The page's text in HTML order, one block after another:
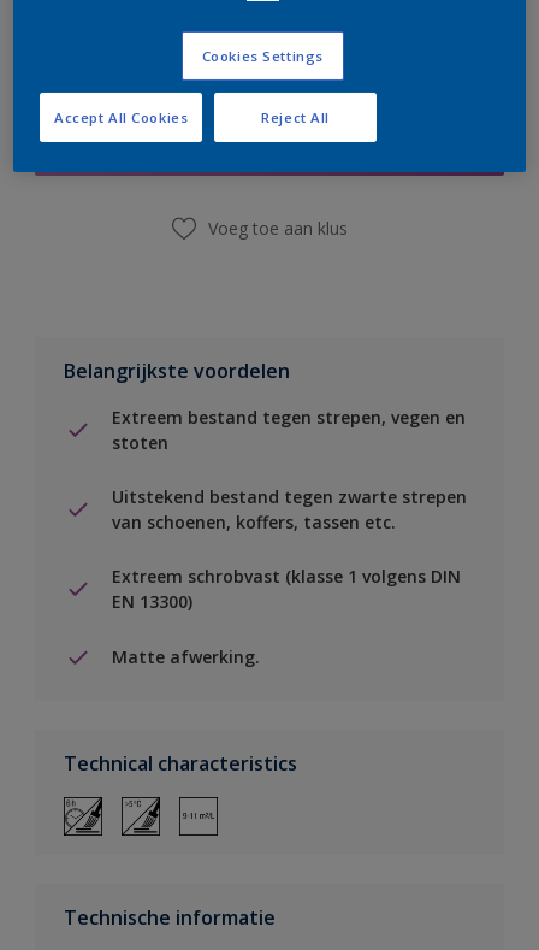
Boodschappenlijst
Vind een winkel
Voeg toe aan klus
Belangrijkste voordelen
Extreem bestand tegen strepen, vegen en
stoten
Uitstekend bestand tegen zwarte strepen
van schoenen, koffers, tassen etc.
Extreem schrobvast (klasse 1 volgens DIN
EN 13300)
Matte afwerking.
Technical characteristics
Technische informatie
Cookies Settings
Reject All
Accept All Cookies